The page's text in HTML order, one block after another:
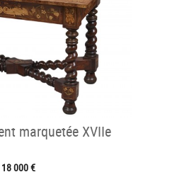
marquetée XVIIe
18 000 €